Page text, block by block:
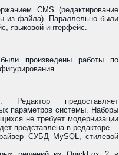
CMS (редактирование
из файла). Параллельно были
языковой интерфейс.
произведены работы по
Редактор предоставляет
параметров системы. Наборы
не требует модернизации
представлена в редакторе.
СУБД MySQL, стилевой